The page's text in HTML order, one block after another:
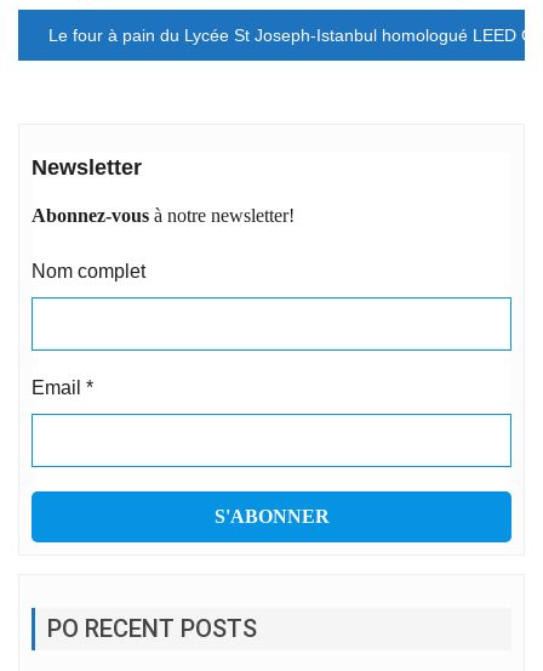
l’article
Le four à pain du Lycée St Joseph-Istanbul homologué LEED
Newsletter
Abonnez-vous à notre newsletter!
Nom complet
Email *
PO RECENT POSTS